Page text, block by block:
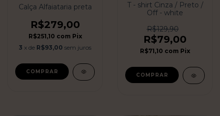
Calça Alfaiataria preta
R$279,00
R$251,10 com Pix
3 x de R$93,00 sem juros
COMPRAR
T - shirt Cinza / Preto /
Off - white
R$129,90
R$79,00
R$71,10 com Pix
COMPRAR